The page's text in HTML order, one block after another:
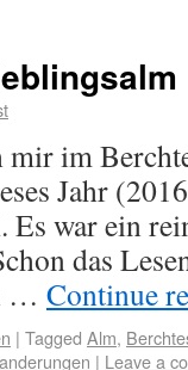
im
Jahr
Es war ein
das
… Continue
| Tagged Alm,
| Leave a